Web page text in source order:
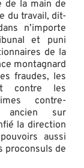
de la main de
du travail, dit-
n’importe
et puni
de la
montagnard
fraudes, les
contre les
contre-
ancien sur
la direction
aussi
proconsuls de